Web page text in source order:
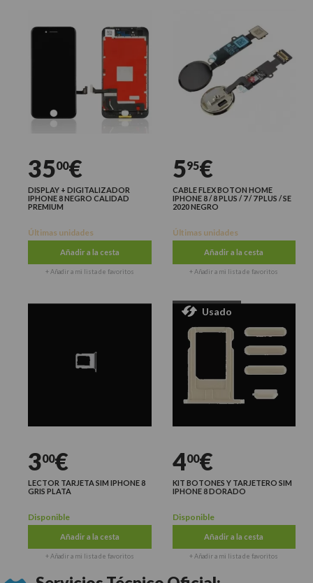
3500€
DISPLAY + DIGITALIZADOR
IPHONE 8 NEGRO CALIDAD
PREMIUM
Últimas unidades
Añadir a la cesta
+ Añadir a mi lista de favoritos
595€
CABLE FLEX BOTON HOME
IPHONE 8 / 8 PLUS / 7 / 7 PLUS / SE
2020 NEGRO
Últimas unidades
Añadir a la cesta
+ Añadir a mi lista de favoritos
300€
LECTOR TARJETA SIM IPHONE 8
GRIS PLATA
Disponible
Añadir a la cesta
+ Añadir a mi lista de favoritos
Usado
400€
KIT BOTONES Y TARJETERO SIM
IPHONE 8 DORADO
Disponible
Añadir a la cesta
+ Añadir a mi lista de favoritos